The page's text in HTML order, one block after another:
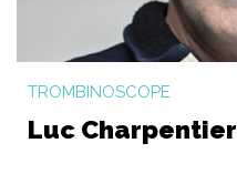
TROMBINOSCOPE
Luc Charpentier